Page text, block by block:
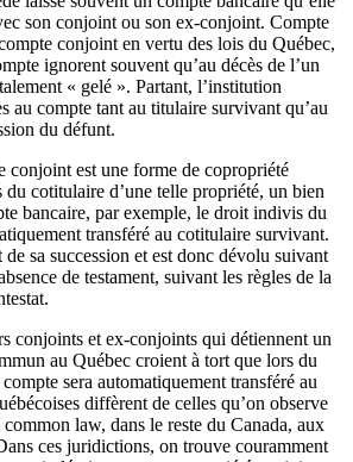
son conjoint ou son ex-conjoint. Compte
conjoint en vertu des lois du Québec,
ignorent souvent qu’au décès de l’un
« gelé ». Partant, l’institution
au compte tant au titulaire survivant qu’au
du défunt.
conjoint est une forme de copropriété
cotitulaire d’une telle propriété, un bien
bancaire, par exemple, le droit indivis du
transféré au cotitulaire survivant.
sa succession et est donc dévolu suivant
de testament, suivant les règles de la
conjoints et ex-conjoints qui détiennent un
au Québec croient à tort que lors du
sera automatiquement transféré au
diffèrent de celles qu’on observe
law, dans le reste du Canada, aux
ces juridictions, on trouve couramment